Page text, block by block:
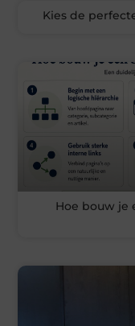
Kies de
Hoe bouw je